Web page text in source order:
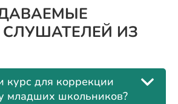
ИЗ
курс для коррекции
младших школьников?